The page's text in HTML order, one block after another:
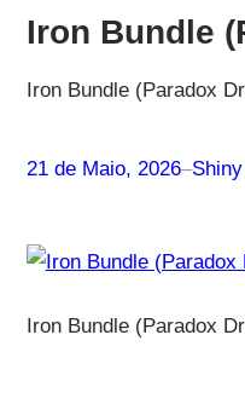
Iron Bundle
Iron Bundle (Paradox
21 de Maio, 2026–
Iron Bundle (Paradox